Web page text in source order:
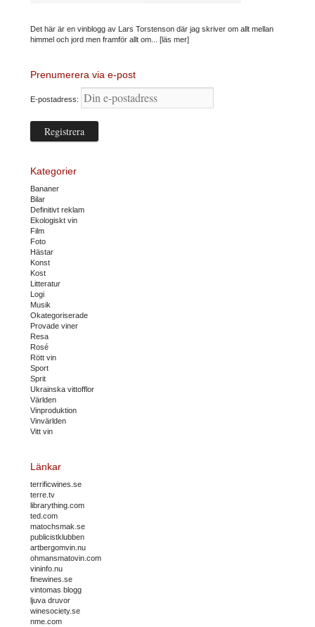
Det här är en vinblogg av Lars Torstenson där jag skriver om allt mellan
himmel och jord men framför allt om... [läs mer]
Prenumerera via e-post
E-postadress:
Kategorier
Bananer
Bilar
Definitivt reklam
Ekologiskt vin
Film
Foto
Hästar
Konst
Kost
Litteratur
Logi
Musik
Okategoriserade
Provade viner
Resa
Rosé
Rött vin
Sport
Sprit
Ukrainska vittofflor
Världen
Vinproduktion
Vinvärlden
Vitt vin
Länkar
terrificwines.se
terre.tv
librarything.com
ted.com
matochsmak.se
publicistklubben
artbergomvin.nu
ohmansmatovin.com
vininfo.nu
finewines.se
vintomas blogg
ljuva druvor
winesociety.se
nme.com